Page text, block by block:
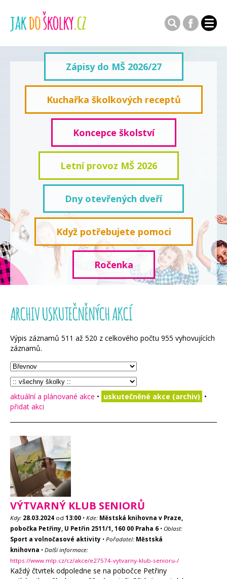
Zápisy do MŠ 2026/27
Kuchařka školkových receptů
Koncepce školství
Letní provoz MŠ 2026
Dny otevřených dveří
Když potřebujete pomoci
Ročenka
ARCHIV USKUTEČNĚNÝCH AKCÍ
Výpis záznamů 511 až 520 z celkového počtu 955 vyhovujících
záznamů.
aktuální a plánované akce • uskutečněné akce (archiv) •
přidat akci
VÝTVARNÝ KLUB SENIORŮ
Kdy: 28.03.2024 od 13:00 • Kde: Městská knihovna v Praze,
pobočka Petřiny, U Petřin 2511/1, 160 00 Praha 6 • Oblast:
Sport a volnočasové aktivity • Pořadatel: Městská
knihovna • Další informace:
https://www.mlp.cz/cz/akce/e27574-vytvarny-klub-senioru-/
Každý čtvrtek odpoledne se na pobočce Petřiny